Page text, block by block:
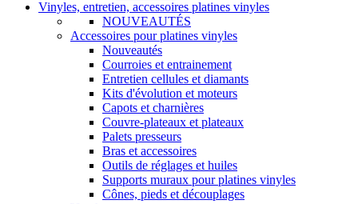
Vinyles, entretien, accessoires platines vinyles
NOUVEAUTÉS
Accessoires pour platines vinyles
Nouveautés
Courroies et entrainement
Entretien cellules et diamants
Kits d'évolution et moteurs
Capots et charnières
Couvre-plateaux et plateaux
Palets presseurs
Bras et accessoires
Outils de réglages et huiles
Supports muraux pour platines vinyles
Cônes, pieds et découplages